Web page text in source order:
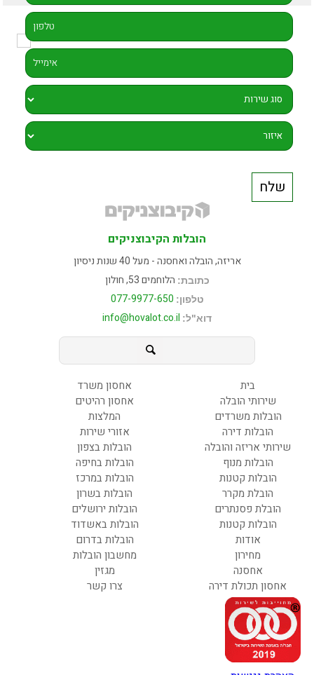
הובלות הקיבוצניקים
אריזה, הובלה ואחסנה - מעל 40 שנות ניסיון
כתובת: הלוחמים 53, חולון
טלפון: 077-9977-650
דוא"ל: info@hovalot.co.il
בית
שירותי הובלה
הובלות משרדים
הובלות דירה
שירותי אריזה והובלה
הובלות מנוף
הובלות קטנות
הובלת מקרר
הובלת פסנתרים
הובלות קטנות
אודות
מחירון
אחסנה
אחסון תכולת דירה
אחסון משרד
אחסון רהיטים
המלצות
אזורי שירות
הובלות בצפון
הובלות בחיפה
הובלות במרכז
הובלות בשרון
הובלות ירושלים
הובלות באשדוד
הובלות בדרום
מחשבון הובלות
מגזין
צרו קשר